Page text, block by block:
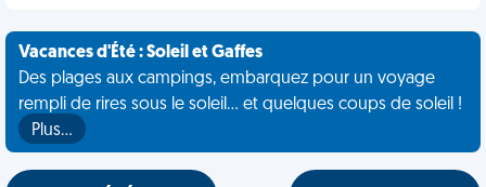
Vacances d'Été : Soleil et Gaffes
Des plages aux campings, embarquez pour un voyage
rempli de rires sous le soleil... et quelques coups de soleil !
Plus…